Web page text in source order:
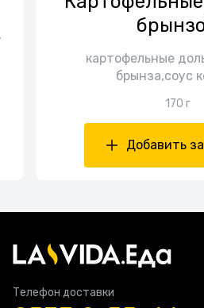
картофельные
брынза,соус
170 г
Добавить
Телефон доставки